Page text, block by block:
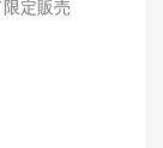
定販売